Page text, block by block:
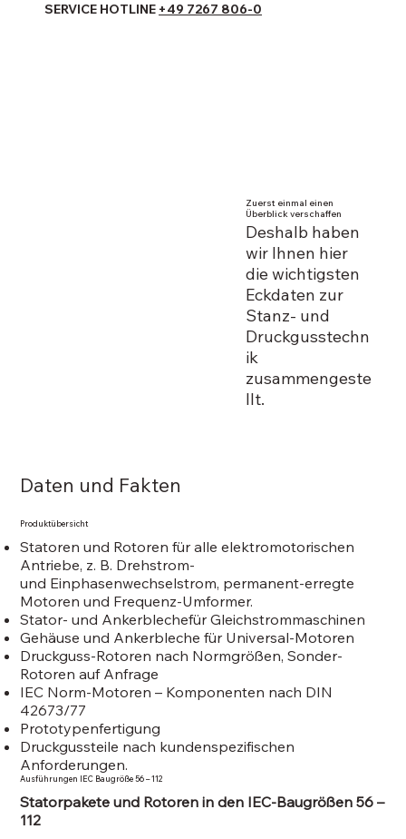
SERVICE HOTLINE +49 7267 806-0
Zuerst einmal einen
Überblick verschaffen
Deshalb haben
wir Ihnen hier
die wichtigsten
Eckdaten zur
Stanz- und
Druckgusstechn
ik
zusammengeste
llt.
Daten und Fakten
Statoren und Rotoren für alle elektromotorischen
Antriebe, z. B. Drehstrom-
und Einphasenwechselstrom, permanent-erregte
Motoren und Frequenz-Umformer.
Stator- und Ankerblechefür Gleichstrommaschinen
Gehäuse und Ankerbleche für Universal-Motoren
Druckguss-Rotoren nach Normgrößen, Sonder-
Rotoren auf Anfrage
IEC Norm-Motoren – Komponenten nach DIN
42673/77
Prototypenfertigung
Druckgussteile nach kundenspezifischen
Anforderungen.
Produktübersicht
Statorpakete und Rotoren in den IEC-Baugrößen 56 –
112
Ausführungen IEC Baugröße 56 – 112